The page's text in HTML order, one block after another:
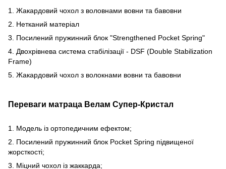
1. Жакардовий чохол з воловнами вовни та бавовни
2. Нетканий матеріал
3. Посилений пружинний блок "Strengthened Pocket Spring"
4. Двохрівнева система стабілізації - DSF (Double Stabilization
Frame)
5. Жакардовий чохол з волокнами вовни та бавовни
Переваги матраца Велам Супер-Кристал
1. Модель із ортопедичним ефектом;
2. Посилений пружинний блок Pocket Spring підвищеної
жорсткості;
3. Міцний чохол із жаккарда;